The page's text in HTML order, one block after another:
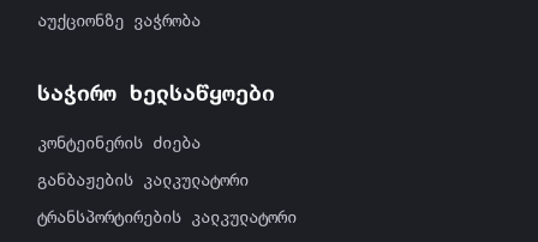
აუქციონზე ვაჭრობა
საჭირო ხელსაწყოები
კონტეინერის ძიება
განბაჟების კალკულატორი
ტრანსპორტირების კალკულატორი